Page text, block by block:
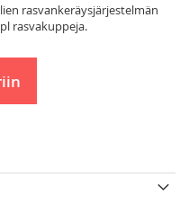
rasvankeräysjärjestelmän
rasvakuppeja.